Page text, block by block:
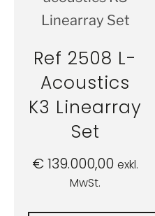
Ref 2508 L-
Acoustics
K3 Linearray
Set
€139.000,00 exkl.
MwSt.